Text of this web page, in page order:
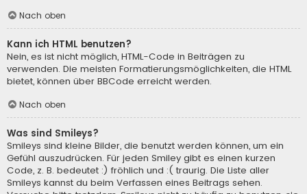
Nach oben
Kann ich HTML benutzen?
Nein, es ist nicht möglich, HTML-Code in Beiträgen zu
verwenden. Die meisten Formatierungsmöglichkeiten, die HTML
bietet, können über BBCode erreicht werden.
Nach oben
Was sind Smileys?
Smileys sind kleine Bilder, die benutzt werden können, um ein
Gefühl auszudrücken. Für jeden Smiley gibt es einen kurzen
Code, z. B. bedeutet :) fröhlich und :( traurig. Die Liste aller
Smileys kannst du beim Verfassen eines Beitrags sehen.